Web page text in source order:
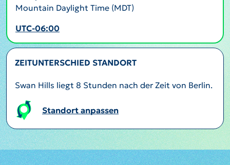
Mountain Daylight Time (MDT)
UTC-06:00
ZEITUNTERSCHIED STANDORT
Swan Hills liegt 8 Stunden nach der Zeit von Berlin.
Standort anpassen